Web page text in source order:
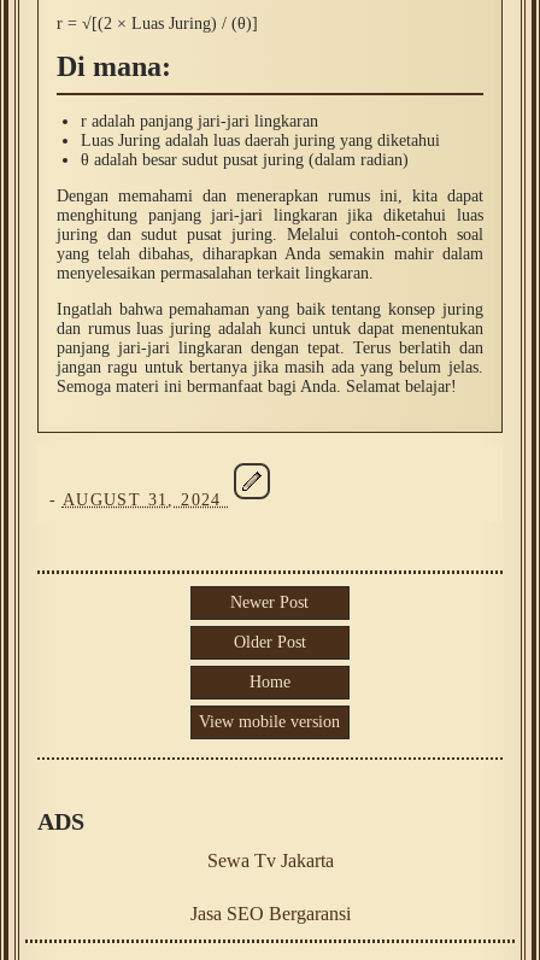
r = √[(2 × Luas Juring) / (θ)]
Di mana:
r adalah panjang jari-jari lingkaran
Luas Juring adalah luas daerah juring yang diketahui
θ adalah besar sudut pusat juring (dalam radian)
Dengan memahami dan menerapkan rumus ini, kita dapat
menghitung panjang jari-jari lingkaran jika diketahui luas
juring dan sudut pusat juring. Melalui contoh-contoh soal
yang telah dibahas, diharapkan Anda semakin mahir dalam
menyelesaikan permasalahan terkait lingkaran.
Ingatlah bahwa pemahaman yang baik tentang konsep juring
dan rumus luas juring adalah kunci untuk dapat menentukan
panjang jari-jari lingkaran dengan tepat. Terus berlatih dan
jangan ragu untuk bertanya jika masih ada yang belum jelas.
Semoga materi ini bermanfaat bagi Anda. Selamat belajar!
- AUGUST 31, 2024
Newer Post
Older Post
Home
View mobile version
ADS
Sewa Tv Jakarta
Jasa SEO Bergaransi